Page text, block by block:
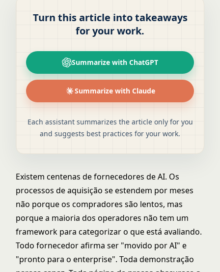
Turn this article into takeaways
for your work.
Summarize with ChatGPT
Summarize with Claude
Each assistant summarizes the article only for you
and suggests best practices for your work.
Existem centenas de fornecedores de AI. Os
processos de aquisição se estendem por meses
não porque os compradores são lentos, mas
porque a maioria dos operadores não tem um
framework para categorizar o que está avaliando.
Todo fornecedor afirma ser "movido por AI" e
"pronto para o enterprise". Toda demonstração